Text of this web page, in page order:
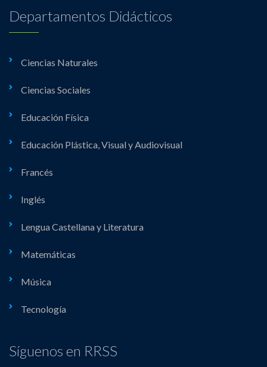
Departamentos Didácticos
Ciencias Naturales
Ciencias Sociales
Educación Física
Educación Plástica, Visual y Audiovisual
Francés
Inglés
Lengua Castellana y Literatura
Matemáticas
Música
Tecnología
Síguenos en RRSS